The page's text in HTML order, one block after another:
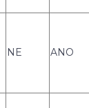
NE ANO